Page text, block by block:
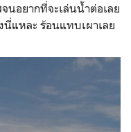
นอยากที่จะเล่นน้ำต่อเลย
แหละ ร้อนแทบเผาเลย